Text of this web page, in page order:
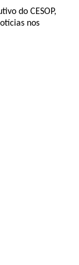
do CESOP,
nos